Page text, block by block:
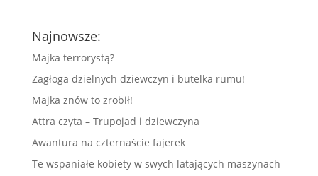
Najnowsze:
Majka terrorystą?
Zagłoga dzielnych dziewczyn i butelka rumu!
Majka znów to zrobił!
Attra czyta – Trupojad i dziewczyna
Awantura na czternaście fajerek
Te wspaniałe kobiety w swych latających maszynach